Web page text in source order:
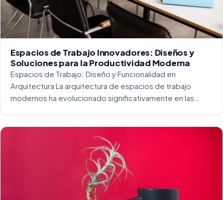
Espacios de Trabajo Innovadores: Diseños y
Soluciones para la Productividad Moderna
Espacios de Trabajo: Diseño y Funcionalidad en
Arquitectura La arquitectura de espacios de trabajo
modernos ha evolucionado significativamente en las